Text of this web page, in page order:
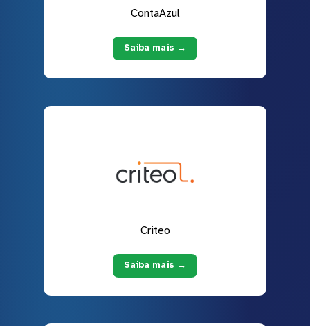
ContaAzul
Saiba mais →
Criteo
Saiba mais →